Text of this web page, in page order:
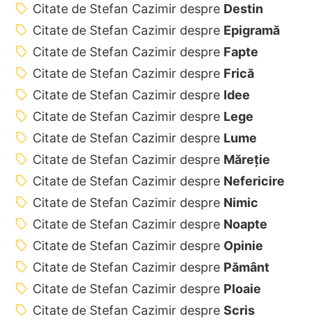
Citate de Stefan Cazimir despre Destin
Citate de Stefan Cazimir despre Epigramă
Citate de Stefan Cazimir despre Fapte
Citate de Stefan Cazimir despre Frică
Citate de Stefan Cazimir despre Idee
Citate de Stefan Cazimir despre Lege
Citate de Stefan Cazimir despre Lume
Citate de Stefan Cazimir despre Măreție
Citate de Stefan Cazimir despre Nefericire
Citate de Stefan Cazimir despre Nimic
Citate de Stefan Cazimir despre Noapte
Citate de Stefan Cazimir despre Opinie
Citate de Stefan Cazimir despre Pământ
Citate de Stefan Cazimir despre Ploaie
Citate de Stefan Cazimir despre Scris